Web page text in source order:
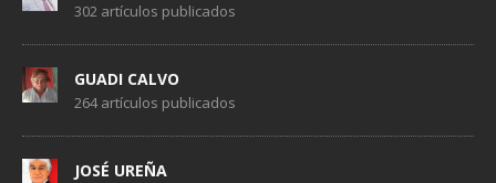
302 artículos publicados
GUADI CALVO
264 artículos publicados
JOSÉ UREÑA